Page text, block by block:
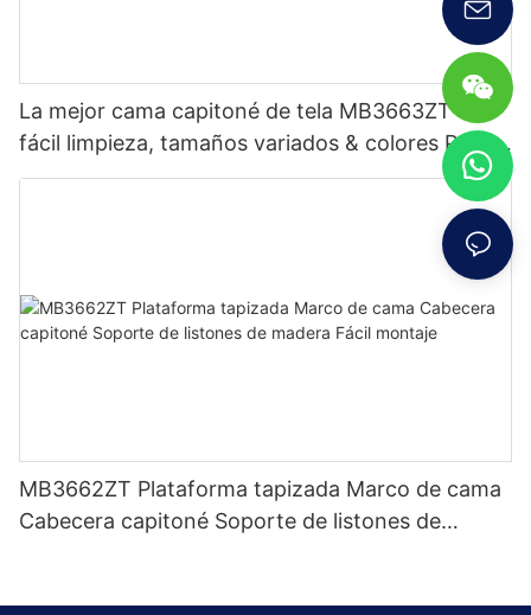
La mejor cama capitoné de tela MB3663ZT de
fácil limpieza, tamaños variados & colores Precio
de fábrica - Muebles JLH
MB3662ZT Plataforma tapizada Marco de cama
Cabecera capitoné Soporte de listones de